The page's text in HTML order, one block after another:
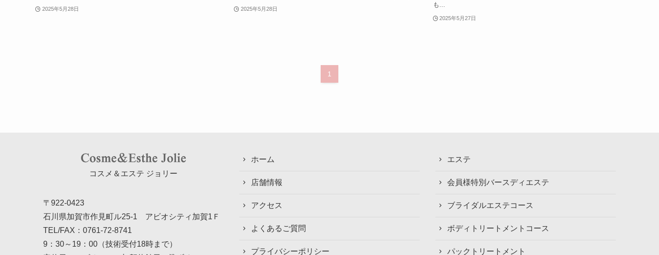
2025年5月28日 2025年5月28日
も...
2025年5月27日
1
コスメ＆エステ ジョリー
〒922-0423
石川県加賀市作見町ル25-1 アビオシティ加賀1Ｆ
TEL/FAX： 0761-72-8741
9：30～19：00（技術受付18時まで）
ホーム
店舗情報
アクセス
よくあるご質問
プライバシーポリシー
エステ
会員様特別バースディエステ
ブライダルエステコース
ボディトリートメントコース
パックトリートメント